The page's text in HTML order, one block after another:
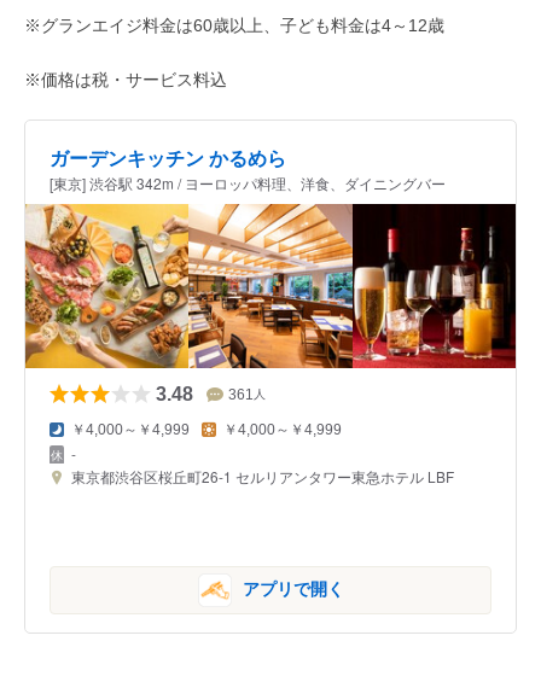
※グランエイジ料金は60歳以上、子ども料金は4～12歳
※価格は税・サービス料込
ガーデンキッチン かるめら
[東京] 渋谷駅 342m / ヨーロッパ料理、洋食、ダイニングバー
3.48 361 人
￥4,000～￥4,999 ￥4,000～￥4,999
-
東京都渋谷区桜丘町26-1 セルリアンタワー東急ホテル LBF
アプリで開く